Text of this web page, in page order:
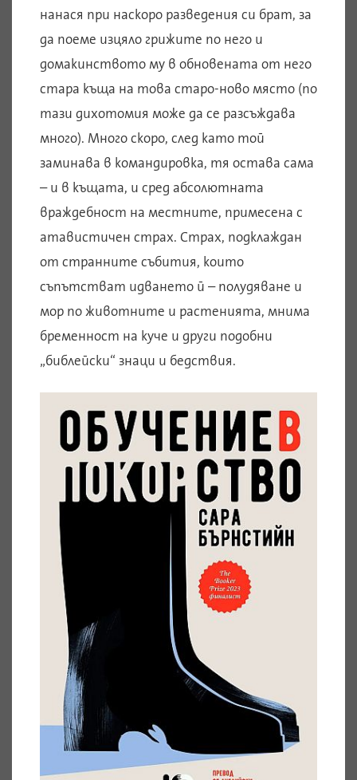
нанася при наскоро разведения си брат, за
да поеме изцяло грижите по него и
домакинството му в обновената от него
стара къща на това старо-ново място (по
тази дихотомия може да се разсъждава
много). Много скоро, след като той
заминава в командировка, тя остава сама
– и в къщата, и сред абсолютната
враждебност на местните, примесена с
атавистичен страх. Страх, подклаждан
от странните събития, които
съпътстват идването й – полудяване и
мор по животните и растенията, мнима
бременност на куче и други подобни
„библейски“ знаци и бедствия.